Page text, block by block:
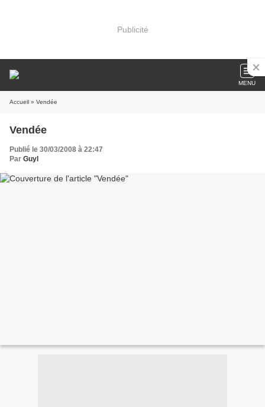
Publicité
MENU
Accueil » Vendée
Vendée
Publié le 30/03/2008 à 22:47
Par Guyl